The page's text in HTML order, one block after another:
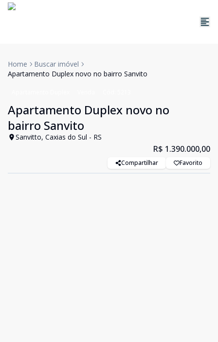
Home
Buscar imóvel
Apartamento Duplex novo no bairro Sanvito
Apartamento Duplex novo no
bairro Sanvito
Sanvitto, Caxias do Sul - RS
R$ 1.390.000,00
Compartilhar Favorito